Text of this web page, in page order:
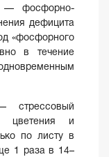
— фосфорно-
дефицита
«фосфорного
в течение
стрессовый
цветения и
по листу в
1 раза в 14–